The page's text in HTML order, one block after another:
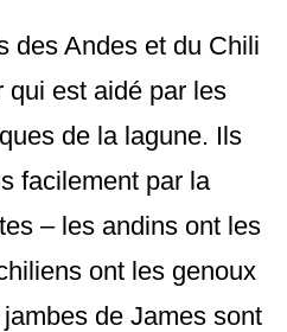
des Andes et du Chili
est aidé par les
de la lagune. Ils
facilement par la
– les andins ont les
ont les genoux
de James sont